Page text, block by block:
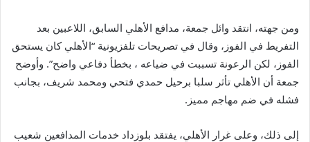
ومن جهته، انتقد وائل جمعة، مدافع الأهلي السابق، اللاعبين بعد
التفريط في الفوز، وقال في تصريحات تلفزيونية “الأهلي كان يستحق
الفوز، لكن الرعونة تسببت في ضياعه ، بخطأ دفاعي واضح”. وأوضح
جمعة أن الأهلي تأثر سلبا برحيل حمدي فتحي ومحمد شريف، بجانب
فشله في ضم مهاجم مميز.
إلى ذلك، وعلى غرار الأهلي، يفتقد بلوزداد خدمات المدافعين شعيب